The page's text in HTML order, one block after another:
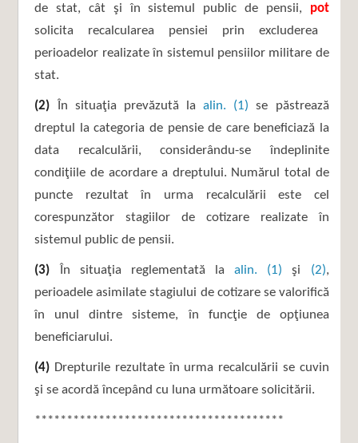
de stat, cât şi în sistemul public de pensii, pot
solicita recalcularea pensiei prin excluderea
perioadelor realizate în sistemul pensiilor militare de
stat.
(2) În situaţia prevăzută laalin. (1) se păstrează
dreptul la categoria de pensie de care beneficiază la
data recalculării, considerându-se îndeplinite
condiţiile de acordare a dreptului. Numărul total de
puncte rezultat în urma recalculării este cel
corespunzător stagiilor de cotizare realizate în
sistemul public de pensii.
(3) În situaţia reglementată laalin. (1) şi (2),
perioadele asimilate stagiului de cotizare se valorifică
în unul dintre sisteme, în funcţie de opţiunea
beneficiarului.
(4) Drepturile rezultate în urma recalculării se cuvin
şi se acordă începând cu luna următoare solicitării.
***************************************